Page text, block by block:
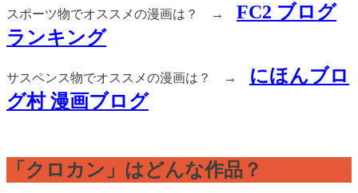
スポーツ物でオススメの漫画は？ → FC2 ブログ
ランキング
サスペンス物でオススメの漫画は？ →
にほんブロ
グ村 漫画ブログ
「クロカン」はどんな作品？